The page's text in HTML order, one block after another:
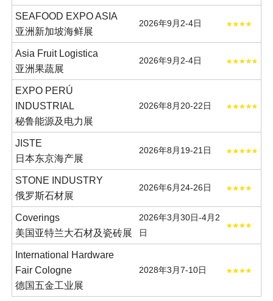
SEAFOOD EXPO ASIA
亚洲新加坡海鲜展
2026年9月2-4日
Asia Fruit Logistica
亚洲果蔬展
2026年9月2-4日
EXPO PERÚ
INDUSTRIAL
秘鲁能源及电力展
2026年8月20-22日
JISTE
日本东京海产展
2026年8月19-21日
STONE INDUSTRY
俄罗斯石材展
2026年6月24-26日
Coverings
美国亚特兰大石材及瓷砖展
2026年3月30日-4月2
日
International Hardware
Fair Cologne
德国五金工业展
2028年3月7-10日